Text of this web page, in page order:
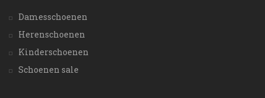
Damesschoenen
Herenschoenen
Kinderschoenen
Schoenen sale